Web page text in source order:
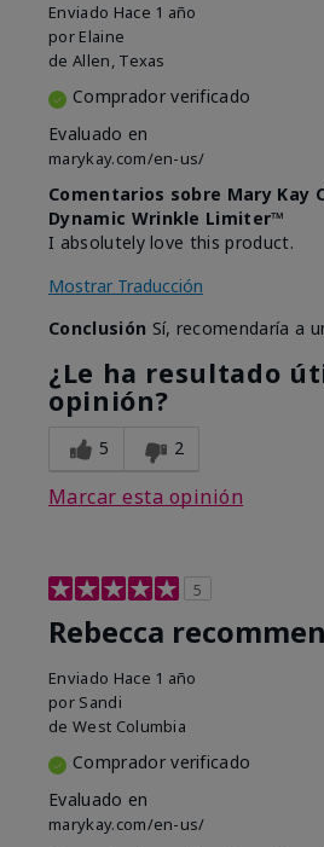
Enviado Hace 1 año
por Elaine
de Allen, Texas
Comprador verificado
Evaluado en
marykay.com/en-us/
Comentarios sobre Mary Kay
Dynamic Wrinkle Limiter™
I absolutely love this product.
Mostrar Traducción
Conclusión Sí, recomendaría a
¿Le ha resultado
opinión?
5 2
Marcar esta opinión
5
Rebecca
Enviado Hace 1 año
por Sandi
de West Columbia
Comprador verificado
Evaluado en
marykay.com/en-us/